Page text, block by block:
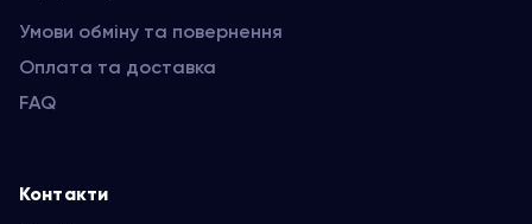
Умови обміну та повернення
Оплата та доставка
FAQ
Контакти